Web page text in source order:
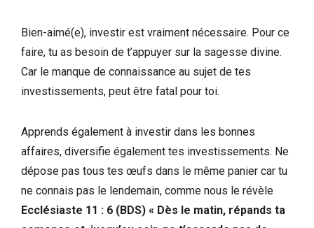
Bien-aimé(e), investir est vraiment nécessaire. Pour ce
faire, tu as besoin de t’appuyer sur la sagesse divine.
Car le manque de connaissance au sujet de tes
investissements, peut être fatal pour toi.
Apprends également à investir dans les bonnes
affaires, diversifie également tes investissements. Ne
dépose pas tous tes œufs dans le même panier car tu
ne connais pas le lendemain, comme nous le révèle
Ecclésiaste 11 : 6 (BDS) « Dès le matin, répands ta